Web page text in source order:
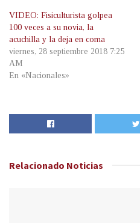
VIDEO: Fisiculturista golpea
100 veces a su novia, la
acuchilla y la deja en coma
viernes, 28 septiembre 2018 7:25
AM
En «Nacionales»
Relacionado Noticias